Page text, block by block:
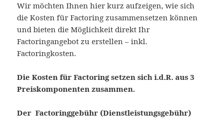
Wir möchten Ihnen hier kurz aufzeigen, wie sich
die Kosten für Factoring zusammensetzen können
und bieten die Möglichkeit direkt Ihr
Factoringangebot zu erstellen – inkl.
Factoringkosten.
Die Kosten für Factoring setzen sich i.d.R. aus 3
Preiskomponenten zusammen.
Der Factoringgebühr (Dienstleistungsgebühr)